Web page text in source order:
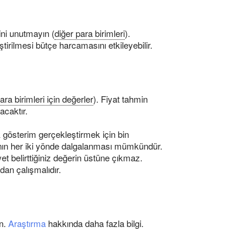
unutmayın (diğer para birimleri).
bütçe harcamasını etkileyebilir.
birimleri için değerler). Fiyat tahmin
gösterim gerçekleştirmek için bin
her iki yönde dalgalanması mümkündür.
belirttiğiniz değerin üstüne çıkmaz.
çalışmalıdır.
Araştırma hakkında daha fazla bilgi.